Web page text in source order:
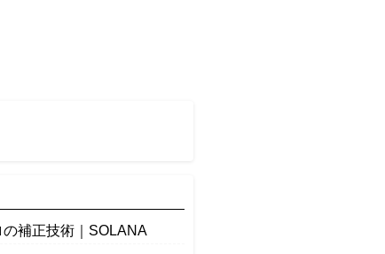
補正技術｜SOLANA